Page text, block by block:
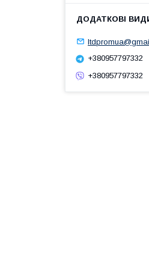
+380957797332
+380957797332